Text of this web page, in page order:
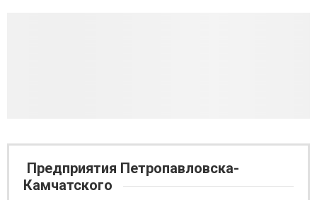
Предприятия Петропавловска-
Камчатского